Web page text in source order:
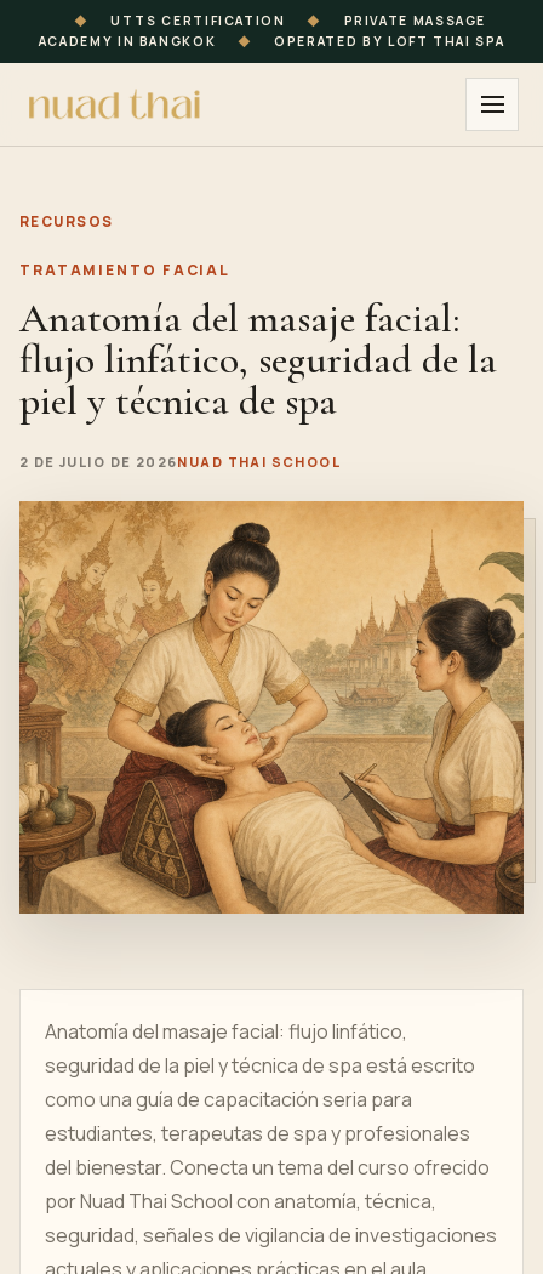
◆ UTTS CERTIFICATION ◆
PRIVATE MASSAGE
ACADEMY IN BANGKOK
◆ OPERATED BY LOFT THAI SPA
RECURSOS
TRATAMIENTO FACIAL
Anatomía del masaje facial:
flujo linfático, seguridad de la
piel y técnica de spa
2 DE JULIO DE 2026NUAD THAI SCHOOL
Anatomía del masaje facial: flujo linfático,
seguridad de la piel y técnica de spa está escrito
como una guía de capacitación seria para
estudiantes, terapeutas de spa y profesionales
del bienestar. Conecta un tema del curso ofrecido
por Nuad Thai School con anatomía, técnica,
seguridad, señales de vigilancia de investigaciones